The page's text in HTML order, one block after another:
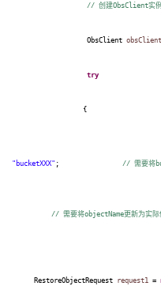
// 创建ObsClient实例
ObsClient obsClient
try
{
"bucketXXX" ; // 需要将
// 需要将objectName更新为实际
RestoreObjectRequest request1 =